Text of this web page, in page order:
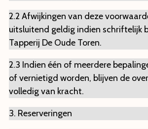
2.2 Afwijkingen van deze
uitsluitend geldig indien schriftelijk
Tapperij De Oude Toren.
2.3 Indien één of meerdere
of vernietigd worden, blijven de
volledig van kracht.
3. Reserveringen